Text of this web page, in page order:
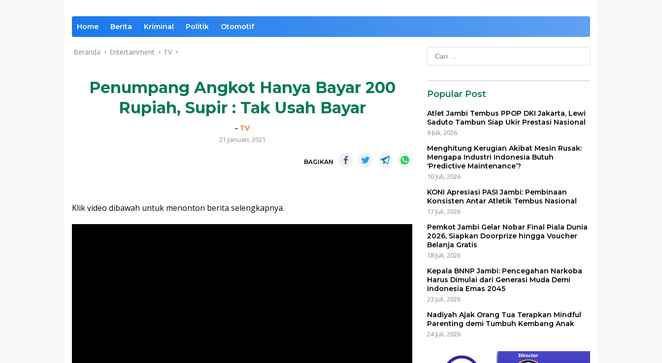
Home Berita Kriminal Politik Otomotif
Beranda Entertainment TV
Penumpang Angkot Hanya Bayar 200
Rupiah, Supir : Tak Usah Bayar
- TV
21 Januari, 2021
BAGIKAN
Klik video dibawah untuk menonton berita selengkapnya.
Cari
untuk:
Popular Post
Atlet Jambi Tembus PPOP DKI Jakarta, Lewi
Saduto Tambun Siap Ukir Prestasi Nasional
9 Juli, 2026
Menghitung Kerugian Akibat Mesin Rusak:
Mengapa Industri Indonesia Butuh
‘Predictive Maintenance’?
10 Juli, 2026
KONI Apresiasi PASI Jambi: Pembinaan
Konsisten Antar Atletik Tembus Nasional
17 Juli, 2026
Pemkot Jambi Gelar Nobar Final Piala Dunia
2026, Siapkan Doorprize hingga Voucher
Belanja Gratis
18 Juli, 2026
Kepala BNNP Jambi: Pencegahan Narkoba
Harus Dimulai dari Generasi Muda Demi
Indonesia Emas 2045
23 Juli, 2026
Nadiyah Ajak Orang Tua Terapkan Mindful
Parenting demi Tumbuh Kembang Anak
24 Juli, 2026